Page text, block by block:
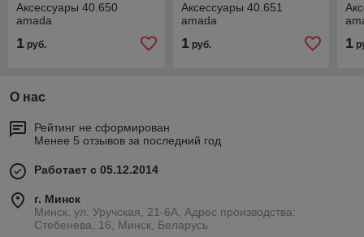
Аксессуары 40.650
amada
1 руб.
Аксессуары 40.651
amada
1руб. 1
О нас
Рейтинг не сформирован
Менее 5 отзывов за последний год
Работает с 05.12.2014
г. Минск
Минск. ул. Уручская, 21-6А, Адрес производства:
Стебенева, 16, Минск, Беларусь